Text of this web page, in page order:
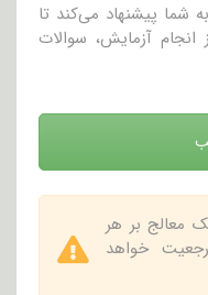
به شما پیشنهاد می‌کند تا
آزمایش، سوالات
معالج بر هر
خواهد